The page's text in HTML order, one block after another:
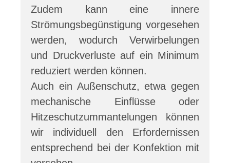
Zudem kann eine innere
Strömungsbegünstigung vorgesehen
werden, wodurch Verwirbelungen
und Druckverluste auf ein Minimum
reduziert werden können.
Auch ein Außenschutz, etwa gegen
mechanische Einflüsse oder
Hitzeschutzummantelungen können
wir individuell den Erfordernissen
entsprechend bei der Konfektion mit